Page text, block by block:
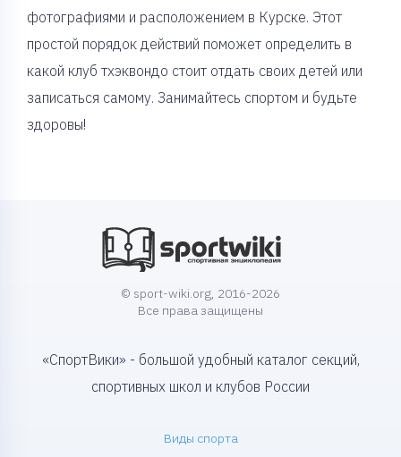
фотографиями и расположением в Курске. Этот
простой порядок действий поможет определить в
какой клуб тхэквондо стоит отдать своих детей или
записаться самому. Занимайтесь спортом и будьте
здоровы!
© sport-wiki.org, 2016-2026
Все права защищены
«СпортВики» - большой удобный каталог секций,
спортивных школ и клубов России
Виды спорта